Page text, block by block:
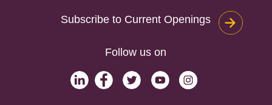
Subscribe to Current Openings
Follow us on